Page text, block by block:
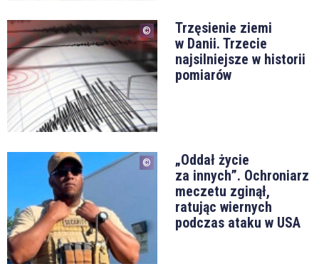
Trzęsienie ziemi
w Danii. Trzecie
najsilniejsze w historii
pomiarów
„Oddał życie
za innych”. Ochroniarz
meczetu zginął,
ratując wiernych
podczas ataku w USA